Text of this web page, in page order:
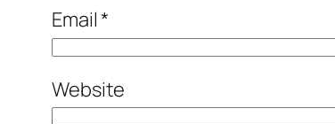
Email*
Website